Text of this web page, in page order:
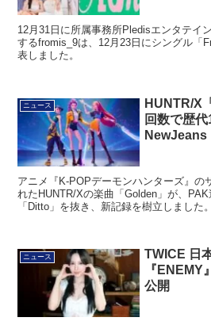
12月31日に所属事務所Pledisエンタテイ
するfromis_9は、12月23日にシングル「
表しました。
ニュース
HUNTR/X
回数で歴代
NewJeans
アニメ『K-POPデーモンハンターズ』の
れたHUNTR/Xの楽曲「Golden」が、
「Ditto」を抜き、新記録を樹立しました。
ニュース
TWICE 日
『ENEMY
公開